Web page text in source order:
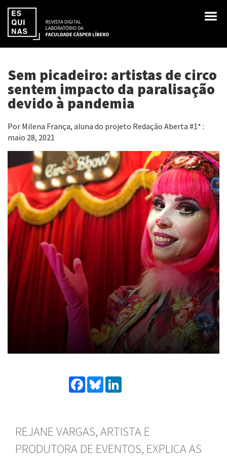
Sem picadeiro: artistas de circo
sentem impacto da paralisação
devido à pandemia
Por Milena França, aluna do projeto Redação Aberta #1* :
maio 28, 2021
Facebook
Bluesky
REJANE VARGAS, ARTISTA E
PRODUTORA DE EVENTOS, EXPLICA AS